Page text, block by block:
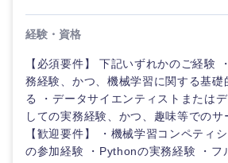
（モノづ
くり）
金融専門
職
メディカ
ル
エンターテイメント
法律・特許事務所・監査法人
人材・アウトソーシング
サービス
関東地方
経験・資格
【必須要件】 下記いずれかのご経験
務経験、かつ、機械学習に関する基
る ・データサイエンティストまたは
しての実務経験、かつ、趣味等でのサ
【歓迎要件】 ・機械学習コンペティ
の参加経験 ・Pythonの実務経験 ・フ